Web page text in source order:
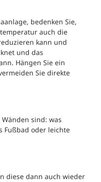
bedenken Sie,
auch die
kann und
und das
Hängen Sie ein
Sie direkte
sind: was
Fußbad oder leichte
diese dann auch wieder